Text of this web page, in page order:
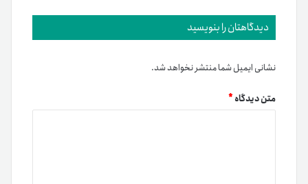
دیدگاهتان را بنویسید
نشانی ایمیل شما منتشر نخواهد شد.
متن دیدگاه*